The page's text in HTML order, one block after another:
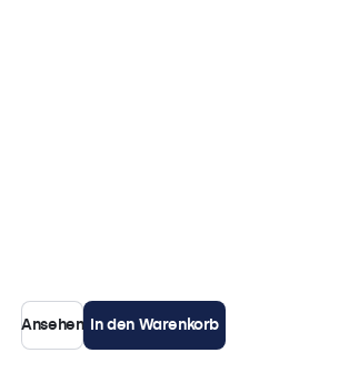
Ansehen In den Warenkorb